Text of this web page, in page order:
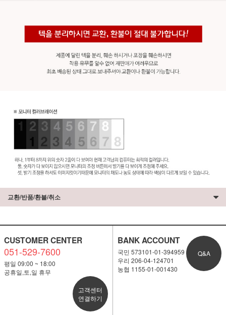
교환/반품/환불/취소
CUSTOMER CENTER
051-529-7600
평일 09:00 ~ 18:00
공휴일,토,일 휴무
고객센터
연결하기
BANK ACCOUNT
국민 573101-01-394959
우리 206-04-124701
농협 1155-01-001430
Q&A